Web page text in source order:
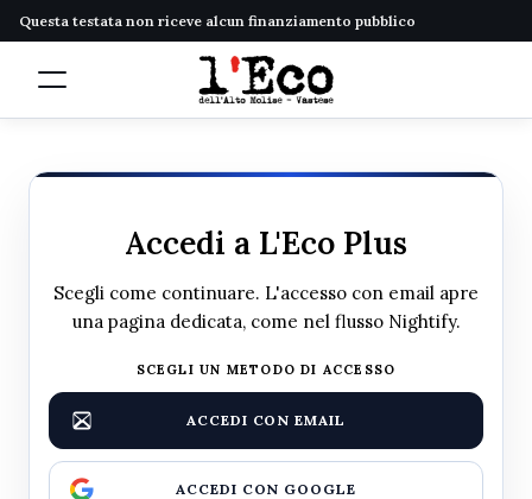
Questa testata non riceve alcun finanziamento pubblico
Accedi a L'Eco Plus
Scegli come continuare. L'accesso con email apre
una pagina dedicata, come nel flusso Nightify.
SCEGLI UN METODO DI ACCESSO
ACCEDI CON EMAIL
ACCEDI CON GOOGLE